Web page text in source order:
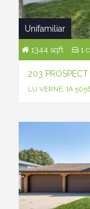
Unifamiliar
1344 sqft 1
203 PROSPECT
LU VERNE, IA